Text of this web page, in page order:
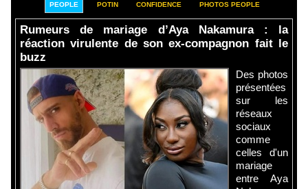
PEOPLE POTIN CONFIDENCE PHOTOS PEOPLE
Rumeurs de mariage d’Aya Nakamura : la
réaction virulente de son ex-compagnon fait le
buzz
Des photos
présentées
sur les
réseaux
sociaux
comme
celles d'un
mariage
entre Aya